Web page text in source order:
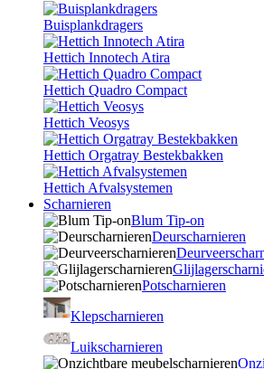
Buisplankdragers
Hettich Innotech Atira
Hettich Quadro Compact
Hettich Veosys
Hettich Orgatray Bestekbakken
Hettich Afvalsystemen
Scharnieren
Blum Tip-on
Deurscharnieren
Potscharnieren
Klepscharnieren
Luikscharnieren